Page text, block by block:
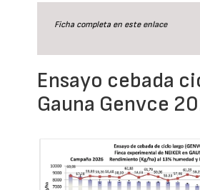
Ficha completa en este enlace
Ensayo cebada
Gauna Genvce